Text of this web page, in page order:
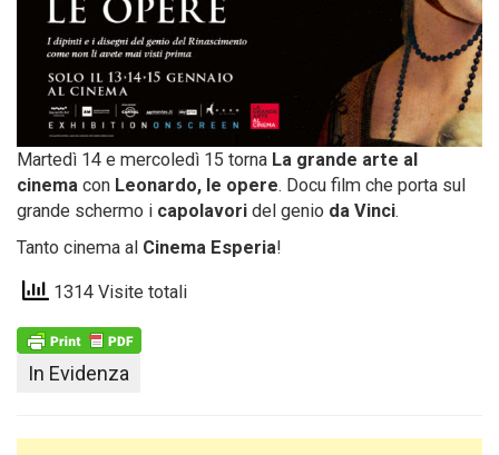
Martedì 14 e mercoledì 15 torna La grande arte al
cinema con Leonardo, le opere. Docu film che porta sul
grande schermo i capolavori del genio da Vinci.
Tanto cinema al Cinema Esperia!
1314 Visite totali
In Evidenza